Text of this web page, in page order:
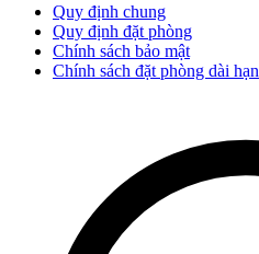
Quy định chung
Quy định đặt phòng
Chính sách bảo mật
Chính sách đặt phòng dài hạn